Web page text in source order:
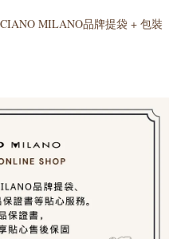
品牌提袋 + 包裝